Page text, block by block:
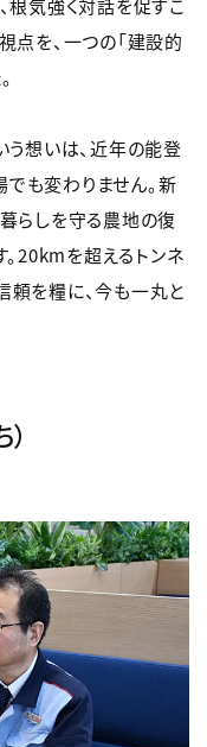
根気強く対話を促すこ
点を、一つの「建設的
う想いは、近年の能登
も変わりません。新
らしを守る農地の復
。20kmを超えるトンネ
頼を糧に、今も一丸と